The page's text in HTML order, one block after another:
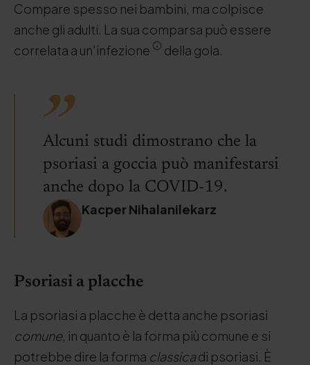
Compare spesso nei bambini, ma colpisce
anche gli adulti. La sua comparsa può essere
correlata a un'infezione
della gola.
Alcuni studi dimostrano che la
psoriasi a goccia può manifestarsi
anche dopo la COVID-19.
Kacper Nihalanilekarz
Psoriasi a placche
La psoriasi a placche è detta anche psoriasi
comune, in quanto è la forma più comune e si
potrebbe dire la forma classicadi psoriasi. È